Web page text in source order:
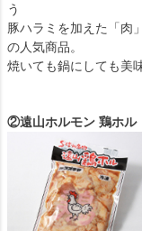
う
豚ハラミを加えた「肉
の人気商品。
焼いても鍋にしても美
②遠山ホルモン 鶏ホル